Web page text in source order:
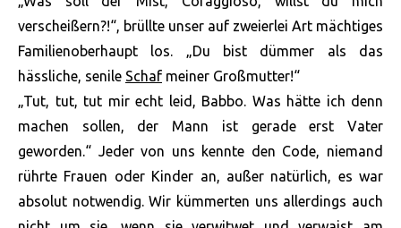
verscheißern?!“, brüllte unser auf zweierlei Art mächtiges
Familienoberhaupt los. „Du bist dümmer als das
hässliche, senile Schaf meiner Großmutter!“
„Tut, tut, tut mir echt leid, Babbo. Was hätte ich denn
machen sollen, der Mann ist gerade erst Vater
geworden.“ Jeder von uns kennte den Code, niemand
rührte Frauen oder Kinder an, außer natürlich, es war
absolut notwendig. Wir kümmerten uns allerdings auch